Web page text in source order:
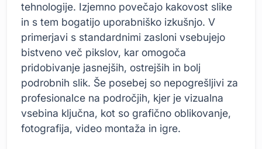
tehnologije. Izjemno povečajo kakovost slike
in s tem bogatijo uporabniško izkušnjo. V
primerjavi s standardnimi zasloni vsebujejo
bistveno več pikslov, kar omogoča
pridobivanje jasnejših, ostrejših in bolj
podrobnih slik. Še posebej so nepogrešljivi za
profesionalce na področjih, kjer je vizualna
vsebina ključna, kot so grafično oblikovanje,
fotografija, video montaža in igre.